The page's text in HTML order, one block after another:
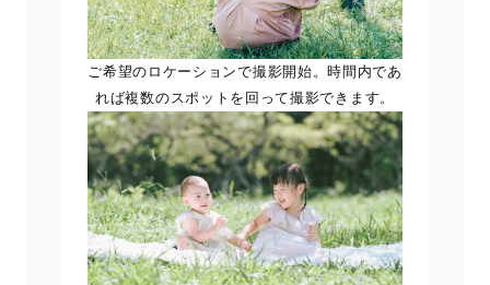
ご希望のロケーションで撮影開始。時間内であ
れば複数のスポットを回って撮影できます。